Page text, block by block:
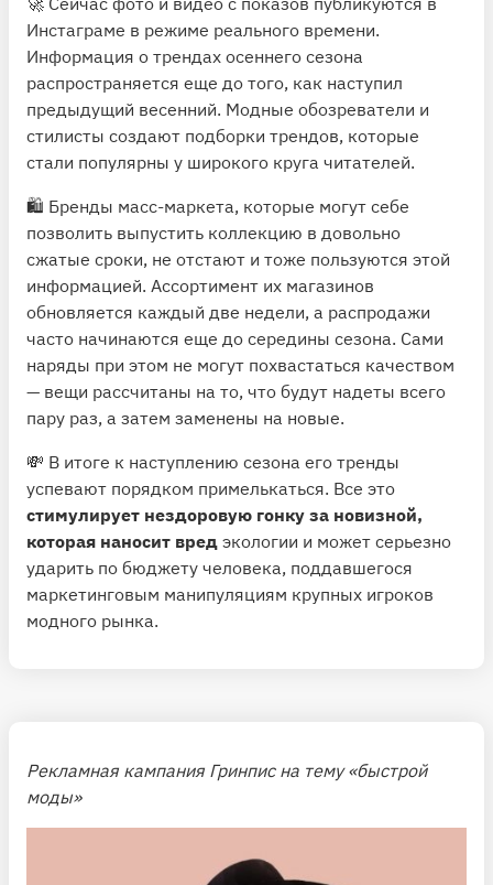
Инстаграме в режиме реального времени.
Информация о трендах осеннего сезона
распространяется еще до того, как наступил
предыдущий весенний. Модные обозреватели и
стилисты создают подборки трендов, которые
стали популярны у широкого круга читателей.
🛍 Бренды масс-маркета, которые могут себе
позволить выпустить коллекцию в довольно
сжатые сроки, не отстают и тоже пользуются этой
информацией. Ассортимент их магазинов
обновляется каждый две недели, а распродажи
часто начинаются еще до середины сезона. Сами
наряды при этом не могут похвастаться качеством
— вещи рассчитаны на то, что будут надеты всего
пару раз, а затем заменены на новые.
💸 В итоге к наступлению сезона его тренды
успевают порядком примелькаться. Все это
стимулирует нездоровую гонку за новизной,
которая наносит вред экологии и может серьезно
ударить по бюджету человека, поддавшегося
маркетинговым манипуляциям крупных игроков
модного рынка.
Рекламная кампания Гринпис на тему «быстрой
моды»